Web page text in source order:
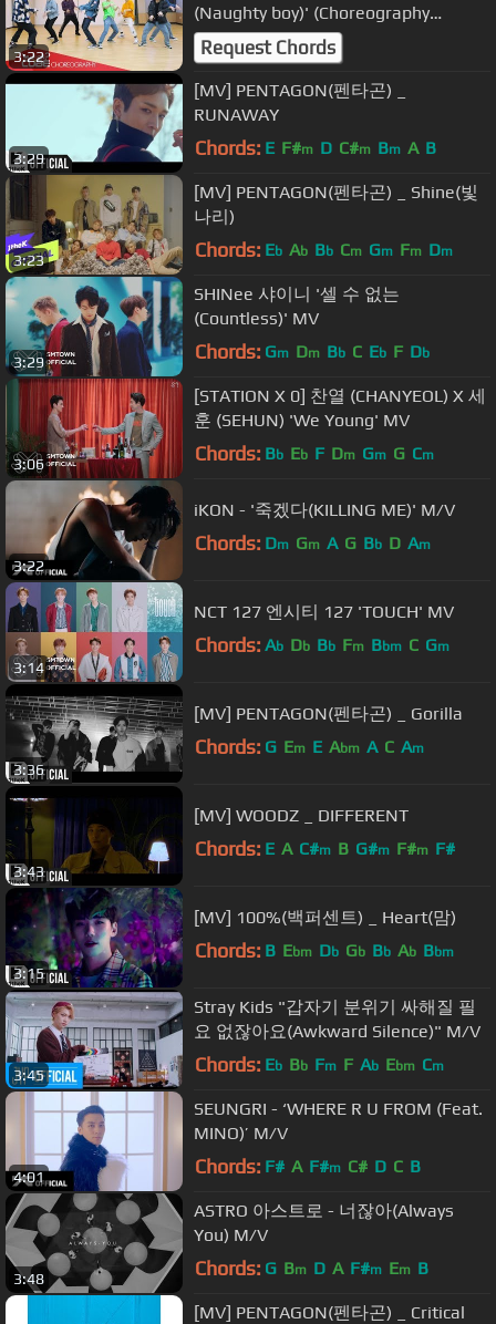
3:22
(Naughty boy)' (Choreography
Practice Video)
Request Chords
3:29
[MV] PENTAGON(펜타곤) _
RUNAWAY
Chords: E F#m D C#m Bm A B
3:23
[MV] PENTAGON(펜타곤) _ Shine(빛
나리)
Chords: Eb Ab Bb Cm Gm Fm Dm
3:29
SHINee 샤이니 '셀 수 없는
(Countless)' MV
Chords: Gm Dm Bb C Eb F Db
3:06
[STATION X 0] 찬열 (CHANYEOL) X 세
훈 (SEHUN) 'We Young' MV
Chords: Bb Eb F Dm Gm G Cm
3:22
iKON - '죽겠다(KILLING ME)' M/V
Chords: Dm Gm A G Bb D Am
3:14
NCT 127 엔시티 127 'TOUCH' MV
Chords: Ab Db Bb Fm Bbm C Gm
3:36
[MV] PENTAGON(펜타곤) _ Gorilla
Chords: G Em E Abm A C Am
3:43
[MV] WOODZ _ DIFFERENT
Chords: E A C#m B G#m F#m F#
3:15
[MV] 100%(백퍼센트) _ Heart(맘)
Chords: B Ebm Db Gb Bb Ab Bbm
3:45
Stray Kids "갑자기 분위기 싸해질 필
요 없잖아요(Awkward Silence)" M/V
Chords: Eb Bb Fm F Ab Ebm Cm
4:01
SEUNGRI - ‘WHERE R U FROM (Feat.
MINO)’ M/V
Chords: F# A F#m C# D C B
3:48
ASTRO 아스트로 - 너잖아(Always
You) M/V
Chords: G Bm D A F#m Em B
[MV] PENTAGON(펜타곤) _ Critical